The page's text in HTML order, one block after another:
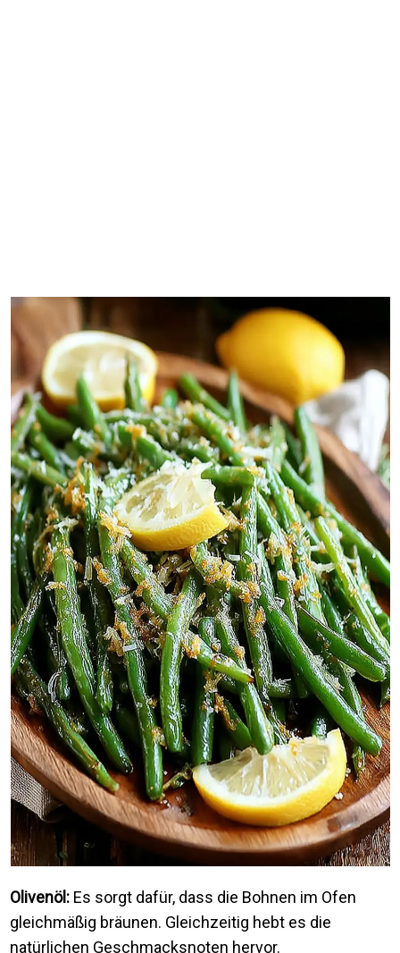
Olivenöl: Es sorgt dafür, dass die Bohnen im Ofen
gleichmäßig bräunen. Gleichzeitig hebt es die
natürlichen Geschmacksnoten hervor.